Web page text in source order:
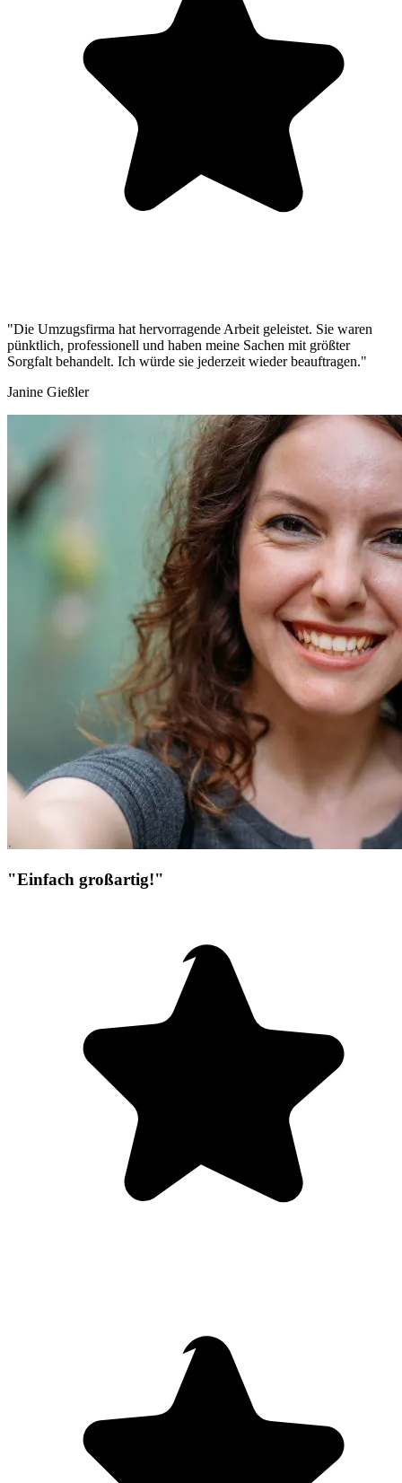
"Die Umzugsfirma hat hervorragende Arbeit geleistet. Sie waren
pünktlich, professionell und haben meine Sachen mit größter
Sorgfalt behandelt. Ich würde sie jederzeit wieder beauftragen."
Janine Gießler
"Einfach großartig!"